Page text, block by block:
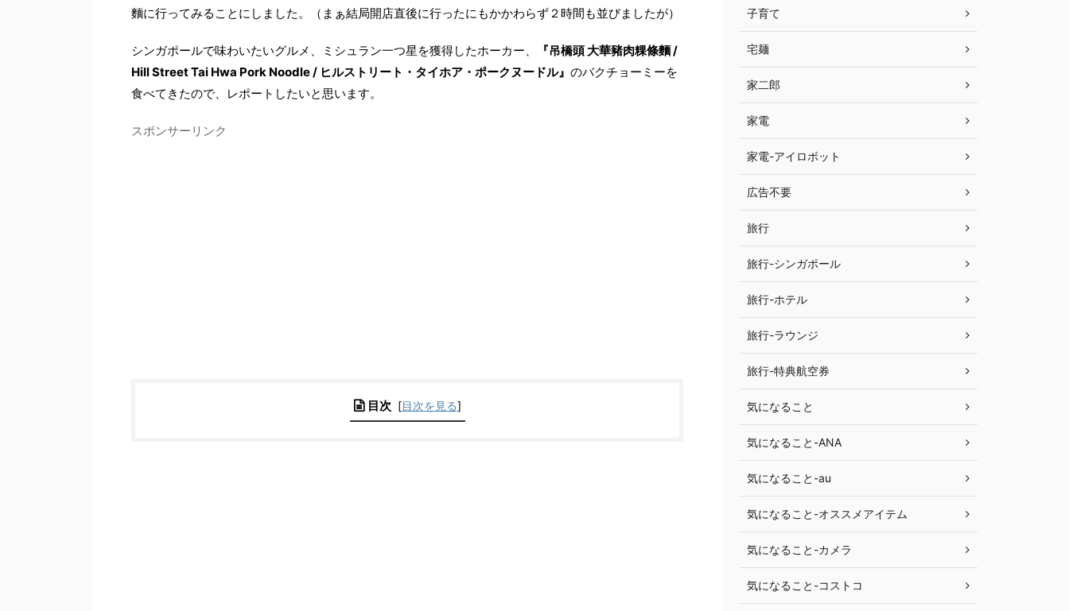
麵に行ってみることにしました。（まぁ結局開店直後に行ったにもかかわらず２時間も並びましたが）
シンガポールで味わいたいグルメ、ミシュラン一つ星を獲得したホーカー、
『吊橋頭 大華豬肉粿條麵 /
Hill Street Tai Hwa Pork Noodle / ヒルストリート・タイホア・ポークヌードル』 のバクチョーミーを
食べてきたので、レポートしたいと思います。
スポンサーリンク
目次 [目次を見る]
子育て
宅麺
家二郎
家電
家電-アイロボット
広告不要
旅行
旅行-シンガポール
旅行-ホテル
旅行-ラウンジ
旅行-特典航空券
気になること
気になること-ANA
気になること-au
気になること-オススメアイテム
気になること-カメラ
気になること-コストコ